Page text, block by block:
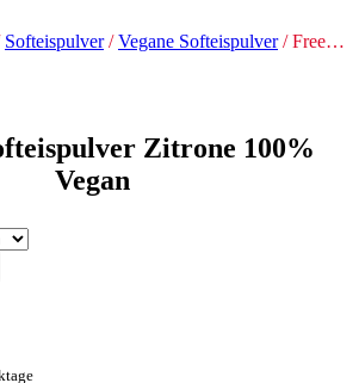
Softeispulver/Vegane Softeispulver/ Freeezy Softeispulver Zitrone 100% Vegan
Zitrone 100%
Vegan